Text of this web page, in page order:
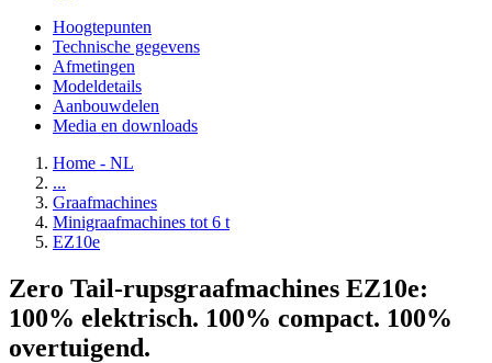
Hoogtepunten
Technische gegevens
Afmetingen
Modeldetails
Aanbouwdelen
Media en downloads
Home - NL
...
Graafmachines
Minigraafmachines tot 6 t
EZ10e
Zero Tail-rupsgraafmachines EZ10e:
100% elektrisch. 100% compact. 100%
overtuigend.